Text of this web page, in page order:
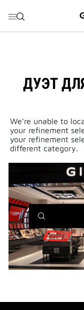
ПЕРЕЙТИ К ПОИСКУ
ДУЭТ ДЛЯ
We're unable to
your refinement
your refinement
different category.